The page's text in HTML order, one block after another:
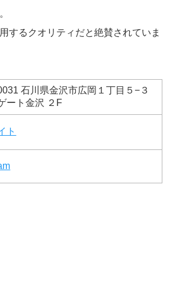
するクオリティだと絶賛されていま
石川県金沢市広岡１丁目５−３
ート金沢 ２F
ト